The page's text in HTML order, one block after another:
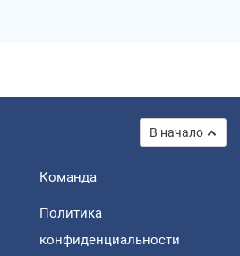
В начало
Команда
Политика
конфиденциальности